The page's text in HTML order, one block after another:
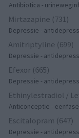
Antibiotica -
Mirtazapine (731)
Depressie -
Amitriptyline (699)
Depressie -
Efexor (665)
Depressie -
Ethinylestradiol /
Anticonceptie - eenfase
Escitalopram (647)
Depressie -